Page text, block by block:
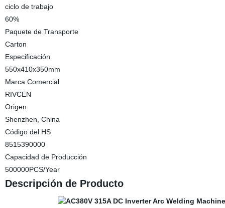
ciclo de trabajo
60%
Paquete de Transporte
Carton
Especificación
550x410x350mm
Marca Comercial
RIVCEN
Origen
Shenzhen, China
Código del HS
8515390000
Capacidad de Producción
500000PCS/Year
Descripción de Producto